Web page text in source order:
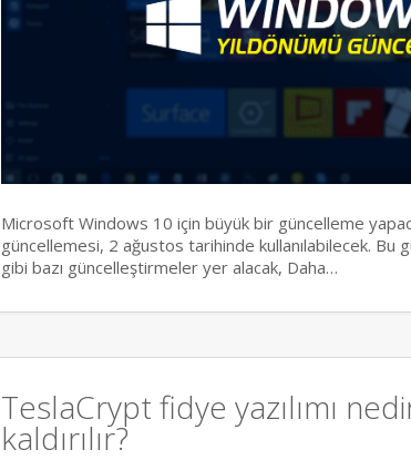
Microsoft Windows 10 için büyük bir güncelleme
güncellemesi, 2 ağustos tarihinde kullanılabilecek. Bu
gibi bazı güncelleştirmeler yer alacak, Daha…
TeslaCrypt fidye yazılımı
kaldırılır?